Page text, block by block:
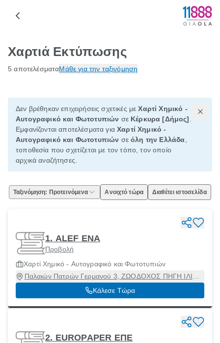
Χαρτιά Εκτύπωσης
5 αποτελέσματαΜάθε για την ταξινόμηση
Δεν βρέθηκαν επιχειρήσεις σχετικές μεΧαρτί Χημικό -
Αυτογραφικό και Φωτοτυπιών σε Κέρκυρα [Δήμος]
Εμφανίζονται αποτελέσματα γιαΧαρτί Χημικό -
Αυτογραφικό και Φωτοτυπιών σεόλη την Ελλάδα
τοποθεσία που σχετίζεται με τον τόπο, τον οποίο
αρχικά αναζήτησες.
Ταξινόμηση: Προτεινόμενα Ανοιχτό τώρα Διαθέτει ιστοσελίδα
1. ALEF ΕΝΑ
Προβολή
Χαρτί Χημικό - Αυτογραφικό και Φωτοτυπιών
Παλαιών Πατρών Γερμανού 3, ΖΩΟΔΟΧΟΣ ΠΗΓΗ ΙΛΙΟΥ,
Ίλιον, Αττική, 13121
Κάλεσε Τώρα
2. EUROPAPER ΕΠΕ